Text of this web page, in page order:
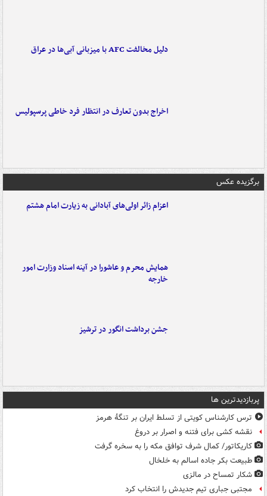
دلیل مخالفت AFC با میزبانی آبی‌ها در عراق
اخراج بدون تعارف در انتظار فرد خاطی پرسپولیس
برگزیده عکس
اعزام زائر اولی‌های آبادانی به زیارت امام هشتم
همایش محرم و عاشورا در آینه اسناد وزارت امور
خارجه
جشن برداشت انگور در ترشیز
پربازدیدترین ها
ترس کارشناس کویتی از تسلط ایران بر تنگۀ هرمز
نقشه کشی برای فتنه و اصرار بر دروغ
کاریکاتور/ کمال شرف توافق مکه را به سخره گرفت
طبیعت بکر جاده اسالم به خلخال
شکار تمساح در مالزی
مجتبی جباری تیم جدیدش را انتخاب کرد